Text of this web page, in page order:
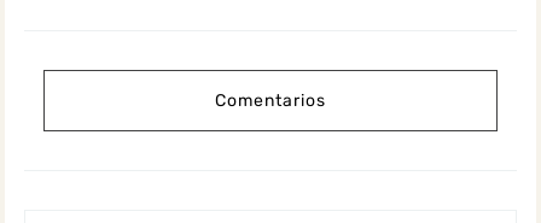
Comentarios